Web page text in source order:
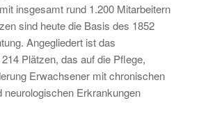
insgesamt rund 1.200 Mitarbeitern
sind heute die Basis des 1852
Angegliedert ist das
Plätzen, das auf die Pflege,
Erwachsener mit chronischen
Erkrankungen